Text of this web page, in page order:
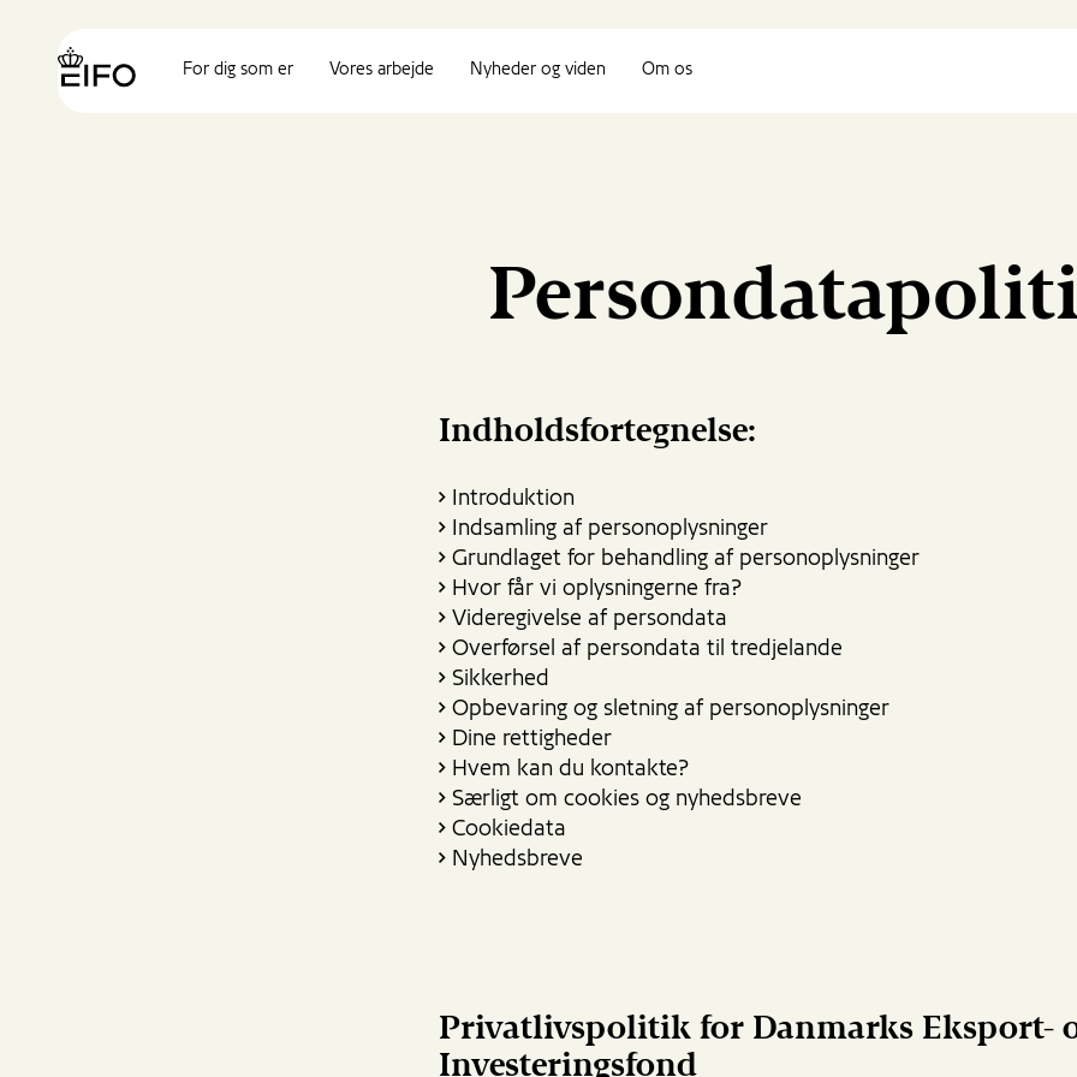
content
Label}}For dig som er Vores arbejde Nyheder og viden Om os
Indholdsfortegnelse:
Introduktion
Indsamling af personoplysninger
Grundlaget for behandling af personoplysninger
Hvor får vi oplysningerne fra?
Videregivelse af persondata
Overførsel af persondata til tredjelande
Sikkerhed
Opbevaring og sletning af personoplysninger
Dine rettigheder
Hvem kan du kontakte?
Særligt om cookies og nyhedsbreve
Cookiedata
Nyhedsbreve
Privatlivspolitik for Danmarks Eksport-
Investeringsfond